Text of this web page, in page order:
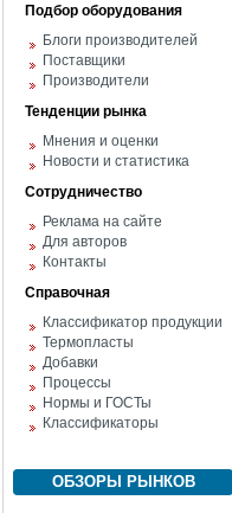
Подбор оборудования
Блоги производителей
Поставщики
Производители
Тенденции рынка
Мнения и оценки
Новости и статистика
Сотрудничество
Реклама на сайте
Для авторов
Контакты
Справочная
Классификатор продукции
Термопласты
Добавки
Процессы
Нормы и ГОСТы
Классификаторы
ОБЗОРЫ РЫНКОВ